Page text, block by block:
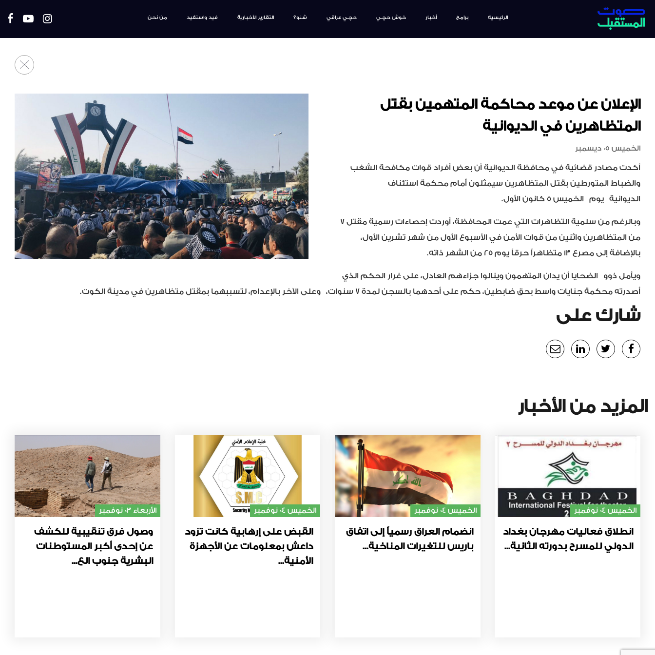
الرئيسية برامج أخبار خوش حچـي حچـي عراقي شنو؟ التقارير الأخبارية فيد واستفيد من نحن
الإعلان عن موعد محاكمة المتهمين بقتل
المتظاهرين في الديوانية
الخميس 05 ديسمبر
أكدت مصادر قضائية في محافظة الديوانية أن بعض أفراد قوات مكافحة الشغب
والضباط المتورطين بقتل المتظاهرين سيمثلون أمام محكمة استئناف
الديوانية يوم الخميس ٥ كانون الأول.
وبالرغم من سلمية التظاهرات التي عمت المحافظة، أوردت إحصاءات رسمية مقتل ٧
من المتظاهرين واثنين من قوات الأمن في الأسبوع الأول من شهر تشرين الأول،
بالإضافة إلى مصرع ١٣ متظاهراً حرقاً يوم ٢٥ من الشهر ذاته.
ويأمل ذوو الضحايا أن يدان المتهمون وينالوا جزاءهم العادل، على غرار الحكم الذي
أصدرته محكمة جنايات واسط بحق ضابطين، حكم على أحدهما بالسجن لمدة ٧ سنوات،
وعلى الآخر بالإعدام، لتسببهما بمقتل متظاهرين في مدينة الكوت.
شارك على
المزيد من الأخبار
الخميس 04 نوفمبر
انطلاق فعاليات مهرجان بغداد
الدولي للمسرح بدورته الثانية...
الخميس 04 نوفمبر
انضمام العراق رسمياً إلى اتفاق
باريس للتغيرات المناخية...
الخميس 04 نوفمبر
القبض على إرهابية كانت تزود
داعش بمعلومات عن الأجهزة
الأمنية...
الأربعاء 03 نوفمبر
وصول فرق تنقيبية للكشف
عن إحدى أكبر المستوطنات
البشرية جنوب الع...